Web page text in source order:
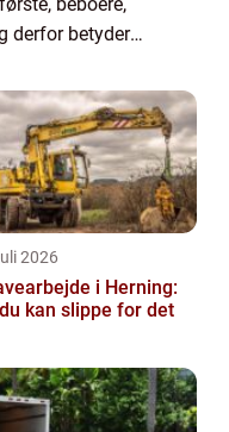
beboere,
derfor betyder
Aalborg,
2026
i Herning:
kan slippe for det